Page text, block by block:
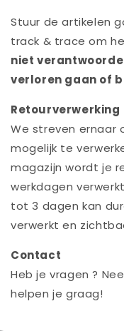
Stuur de artikelen
track & trace om
niet
verloren gaan of
Retourverwerking
We streven ernaar
mogelijk te
magazijn wordt je
werkdagen
tot 3 dagen kan
verwerkt en
Contact
Heb je vragen ?
helpen je graag!